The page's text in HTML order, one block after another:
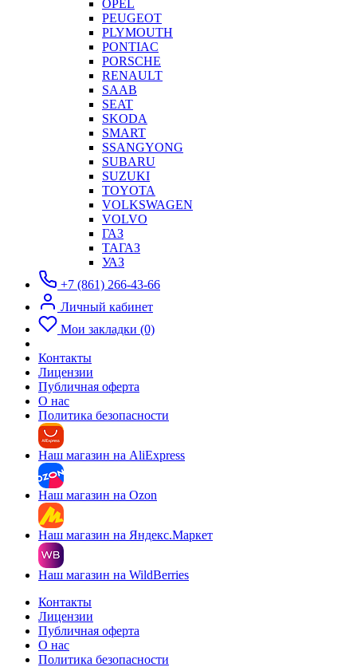
OPEL
PEUGEOT
PLYMOUTH
PONTIAC
PORSCHE
RENAULT
SAAB
SEAT
SKODA
SMART
SSANGYONG
SUBARU
SUZUKI
TOYOTA
VOLKSWAGEN
VOLVO
ГАЗ
ТАГАЗ
УАЗ
+7 (861) 266-43-66
Личный кабинет
Мои закладки (0)
Контакты
Лицензии
Публичная оферта
О нас
Политика безопасности
Наш магазин на AliExpress
Наш магазин на Ozon
Наш магазин на Яндекс.Маркет
Наш магазин на WildBerries
Контакты
Лицензии
Публичная оферта
О нас
Политика безопасности